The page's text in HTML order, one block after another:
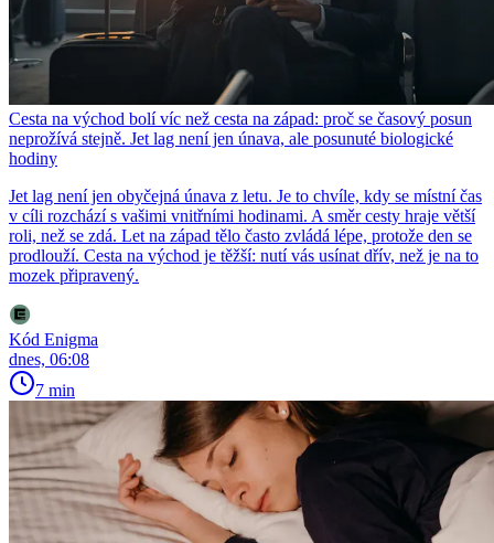
Cesta na východ bolí víc než cesta na západ: proč se časový posun
neprožívá stejně. Jet lag není jen únava, ale posunuté biologické
hodiny
Jet lag není jen obyčejná únava z letu. Je to chvíle, kdy se místní čas
v cíli rozchází s vašimi vnitřními hodinami. A směr cesty hraje větší
roli, než se zdá. Let na západ tělo často zvládá lépe, protože den se
prodlouží. Cesta na východ je těžší: nutí vás usínat dřív, než je na to
mozek připravený.
Kód Enigma
dnes, 06:08
7 min